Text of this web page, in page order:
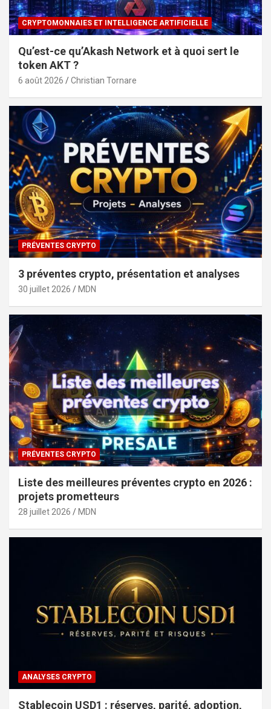
CRYPTOMONNAIES ET INTELLIGENCE ARTIFICIELLE
Qu’est-ce qu’Akash Network et à quoi sert le
token AKT ?
6 août 2026 Christian Tornare
PRÉVENTES CRYPTO
3 préventes crypto, présentation et analyses
30 juillet 2026 MDN
PRÉVENTES CRYPTO
Liste des meilleures préventes crypto en 2026 :
projets prometteurs
28 juillet 2026 MDN
ANALYSES CRYPTO
Stablecoin USD1 : réserves, parité, adoption,